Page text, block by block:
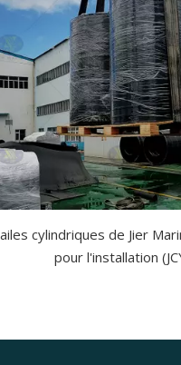
cylindriques de Jier
pour l'installation